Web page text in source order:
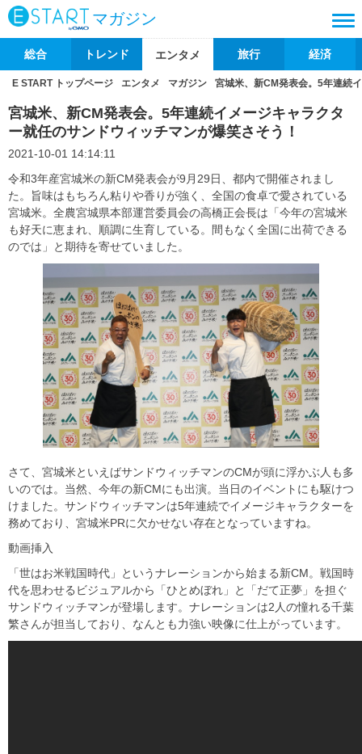
マガジン
総合 トレンド エンタメ 旅行 経済
E START トップページ エンタメ マガジン 宮城米、新CM発表会。5年連続
宮城米、新CM発表会。5年連続イメージキャラクタ
ー就任のサンドウィッチマンが爆笑さそう！
2021-10-01 14:14:11
令和3年産宮城米の新CM発表会が9月29日、都内で開催されまし
た。旨味はもちろん粘りや香りが強く、全国の食卓で愛されている
宮城米。全農宮城県本部運営委員会の高橋正会長は「今年の宮城米
も好天に恵まれ、順調に生育している。間もなく全国に出荷できる
のでは」と期待を寄せていました。
さて、宮城米といえばサンドウィッチマンのCMが頭に浮かぶ人も多
いのでは。当然、今年の新CMにも出演。当日のイベントにも駆けつ
けました。サンドウィッチマンは5年連続でイメージキャラクターを
務めており、宮城米PRに欠かせない存在となっていますね。
動画挿入
「世はお米戦国時代」というナレーションから始まる新CM。戦国時
代を思わせるビジュアルから「ひとめぼれ」と「だて正夢」を担ぐ
サンドウィッチマンが登場します。ナレーションは2人の憧れる千葉
繁さんが担当しており、なんとも力強い映像に仕上がっています。